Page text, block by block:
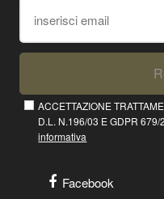
ACCETTAZIONE
D.L. N.196/03 E GDPR
informativa
Facebook